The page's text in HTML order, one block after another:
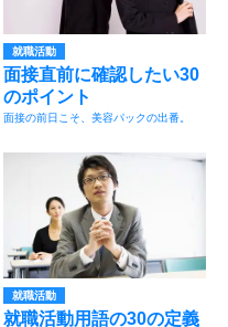
就職活動
面接直前に確認したい30
のポイント
面接の前日こそ、美容パックの出番。
就職活動
就職活動用語の30の定義